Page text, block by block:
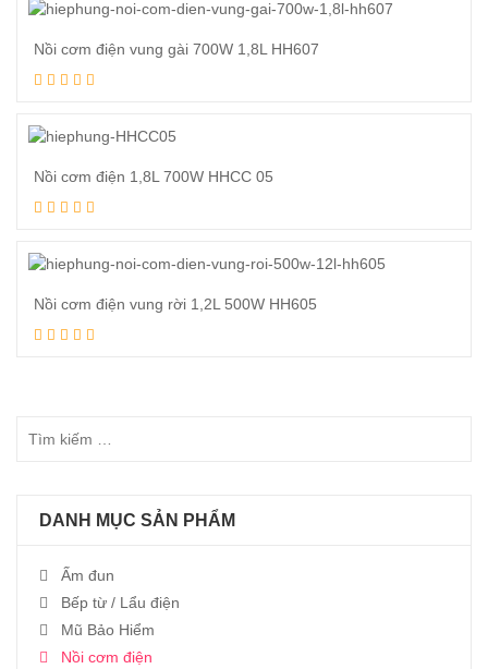
Nồi cơm điện vung gài 700W 1,8L HH607
Nồi cơm điện 1,8L 700W HHCC 05
Nồi cơm điện vung rời 1,2L 500W HH605
DANH MỤC SẢN PHẨM
Ấm đun
Bếp từ / Lẩu điện
Mũ Bảo Hiểm
Nồi cơm điện